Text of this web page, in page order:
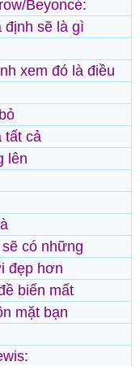
Beyoncé:
định sẽ là gì
xem đó là điều
tất cả
lên
có những
đẹp hơn
biến mất
mặt bạn